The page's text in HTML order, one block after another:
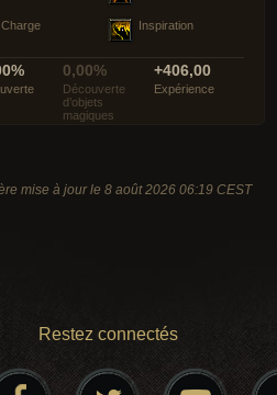
Charge Inspiration
0,00%
Découverte
d’objets
magiques
+406,00
Expérience
mise à jour le 8 août 2026 06:19 CEST
Restez connectés